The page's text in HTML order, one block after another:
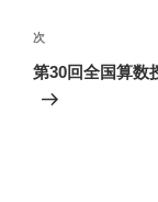
ゲ
ー
シ
次
の
次
第30回全国算数